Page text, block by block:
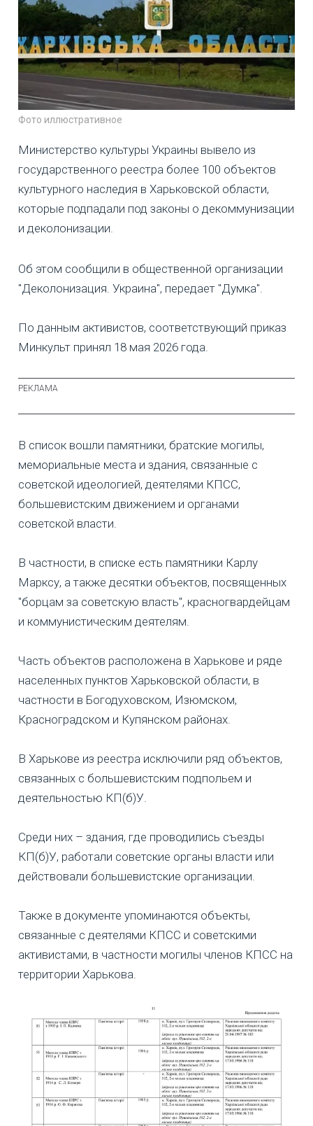
Фото иллюстративное
Министерство культуры Украины вывело из
государственного реестра более 100 объектов
культурного наследия в Харьковской области,
которые подпадали под законы о декоммунизации
и деколонизации.
Об этом сообщили в общественной организации
"Деколонизация. Украина", передает "Думка".
По данным активистов, соответствующий приказ
Минкульт принял 18 мая 2026 года.
В список вошли памятники, братские могилы,
мемориальные места и здания, связанные с
советской идеологией, деятелями КПСС,
большевистским движением и органами
советской власти.
В частности, в списке есть памятники Карлу
Марксу, а также десятки объектов, посвященных
"борцам за советскую власть", красногвардейцам
и коммунистическим деятелям.
Часть объектов расположена в Харькове и ряде
населенных пунктов Харьковской области, в
частности в Богодуховском, Изюмском,
Красноградском и Купянском районах.
В Харькове из реестра исключили ряд объектов,
связанных с большевистским подпольем и
деятельностью КП(б)У.
Среди них – здания, где проводились съезды
КП(б)У, работали советские органы власти или
действовали большевистские организации.
Также в документе упоминаются объекты,
связанные с деятелями КПСС и советскими
активистами, в частности могилы членов КПСС на
территории Харькова.